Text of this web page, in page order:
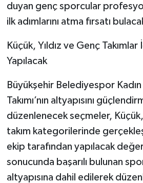
duyan genç sporcular
ilk adımlarını atma fırsatı
Küçük, Yıldız ve Genç Takımlar
Yapılacak
Büyükşehir Belediyespor
Takımı’nın altyapısını
düzenlenecek seçmeler, Küçük,
takım kategorilerinde
ekip tarafından yapılacak
sonucunda başarılı bulunan
altyapısına dahil edilerek